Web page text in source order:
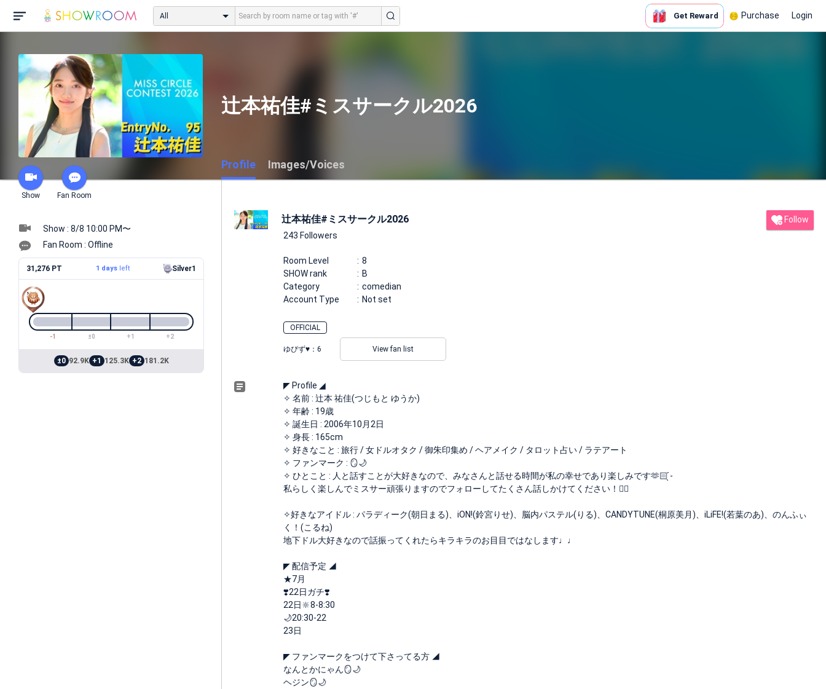
All Get Reward Purchase Login
Show Fan Room
辻本祐佳#ミスサークル2026
Profile Images/Voices
Show : 8/8 10:00 PM〜
Fan Room : Offline
31,276 PT 1 daysleft Silver1
-1 ±0 +1 +2
±0 92.9K +1 125.3K +2 181.2K
辻本祐佳#ミスサークル2026
243 Followers
Follow
Room Level
8
SHOW rank
B
Category
comedian
Account Type
Not set
OFFICIAL
ゆぴず♥️： 6 View fan list
◤ Profile ◢
✧︎ 名前 : 辻本 祐佳(つじもと ゆうか)
✧︎ 年齢 : 19歳
✧︎ 誕生日 : 2006年10月2日
✧︎ 身長 : 165cm
✧︎ 好きなこと : 旅行 / 女ドルオタク / 御朱印集め / ヘアメイク / タロット占い / ラテアート
✧︎ ファンマーク : 🪞🌙
✧︎ ひとこと : 人と話すことが大好きなので、みなさんと話せる時間が私の幸せであり楽しみです🫶🏻 ̖́-
私らしく楽しんでミスサー頑張りますのでフォローしてたくさん話しかけてください！❤️‍🔥
✧︎好きなアイドル : パラディーク(朝日まる)、iON!(鈴宮りせ)、脳内パステル(りる)、CANDYTUNE(桐原美月)、iLiFE!(若葉のあ)、のんふぃ
く！(こるね)
地下ドル大好きなので話振ってくれたらキラキラのお目目ではなします♩♩
◤ 配信予定 ◢
★7月
❣️22日ガチ❣️
22日‪🔆‬8-8:30
🌙20:30-22
23日
◤ ファンマークをつけて下さってる方 ◢
なんとかにゃん🪞🌙
ヘジン🪞🌙